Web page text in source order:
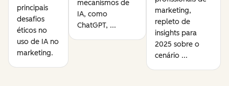
principais
desafios
éticos no
uso de IA no
marketing.
mecanismos de
IA, como
ChatGPT, ...
marketing,
repleto de
insights para
2025 sobre o
cenário ...